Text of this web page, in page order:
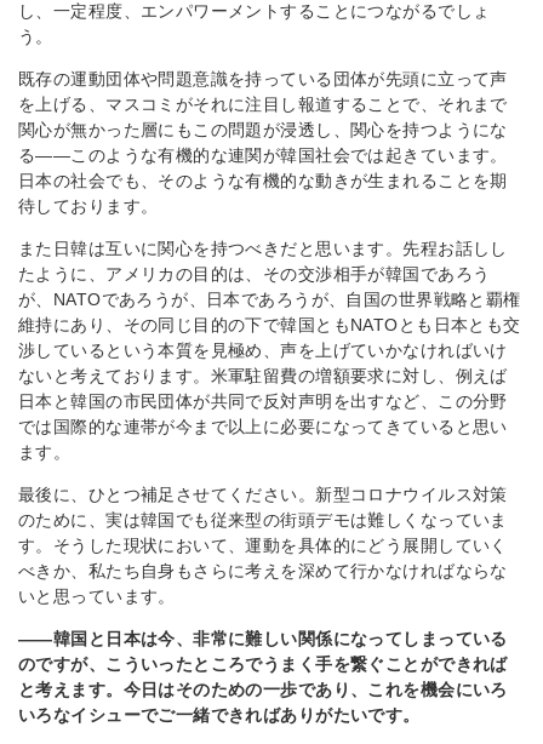
し、一定程度、エンパワーメントすることにつながるでしょ
う。
既存の運動団体や問題意識を持っている団体が先頭に立って声
を上げる、マスコミがそれに注目し報道することで、それまで
関心が無かった層にもこの問題が浸透し、関心を持つようにな
る――このような有機的な連関が韓国社会では起きています。
日本の社会でも、そのような有機的な動きが生まれることを期
待しております。
また日韓は互いに関心を持つべきだと思います。先程お話しし
たように、アメリカの目的は、その交渉相手が韓国であろう
が、NATOであろうが、日本であろうが、自国の世界戦略と覇権
維持にあり、その同じ目的の下で韓国ともNATOとも日本とも交
渉しているという本質を見極め、声を上げていかなければいけ
ないと考えております。米軍駐留費の増額要求に対し、例えば
日本と韓国の市民団体が共同で反対声明を出すなど、この分野
では国際的な連帯が今まで以上に必要になってきていると思い
ます。
最後に、ひとつ補足させてください。新型コロナウイルス対策
のために、実は韓国でも従来型の街頭デモは難しくなっていま
す。そうした現状において、運動を具体的にどう展開していく
べきか、私たち自身もさらに考えを深めて行かなければならな
いと思っています。
――韓国と日本は今、非常に難しい関係になってしまっている
のですが、こういったところでうまく手を繋ぐことができれば
と考えます。今日はそのための一歩であり、これを機会にいろ
いろなイシューでご一緒できればありがたいです。